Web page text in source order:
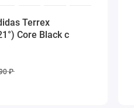
Terrex
Core Black с
₽